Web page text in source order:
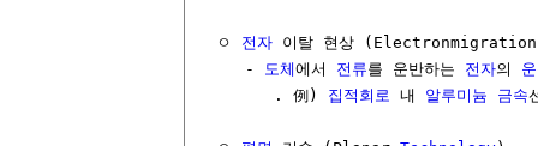
  ㅇ
전자 이탈 현상
     -
도체에서 전류를 운반하는 전자의
        . 例)
집적회로 내 알루미늄 금속